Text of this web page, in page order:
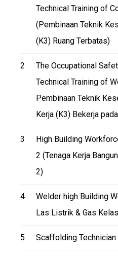
Technical Training of
(Pembinaan Teknik
(K3) Ruang Terbatas)
2
The Occupational
Technical Training of
Pembinaan Teknik
Kerja (K3) Bekerja
3
High Building
2 (Tenaga Kerja
2)
4
Welder high Building
Las Listrik & Gas
5 Scaffolding